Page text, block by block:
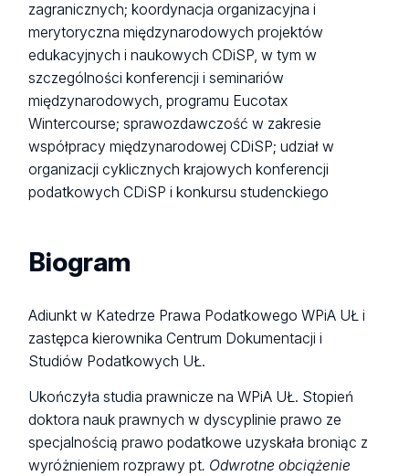
zagranicznych; koordynacja organizacyjna i
merytoryczna międzynarodowych projektów
edukacyjnych i naukowych CDiSP, w tym w
szczególności konferencji i seminariów
międzynarodowych, programu Eucotax
Wintercourse; sprawozdawczość w zakresie
współpracy międzynarodowej CDiSP; udział w
organizacji cyklicznych krajowych konferencji
podatkowych CDiSP i konkursu studenckiego
Biogram
Adiunkt w Katedrze Prawa Podatkowego WPiA UŁ i
zastępca kierownika Centrum Dokumentacji i
Studiów Podatkowych UŁ.
Ukończyła studia prawnicze na WPiA UŁ. Stopień
doktora nauk prawnych w dyscyplinie prawo ze
specjalnością prawo podatkowe uzyskała broniąc z
wyróżnieniem rozprawy pt. Odwrotne obciążenie